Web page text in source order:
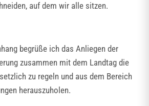
auf dem wir alle sitzen.
begrüße ich das Anliegen der
zusammen mit dem Landtag die
zu regeln und aus dem Bereich
herauszuholen.